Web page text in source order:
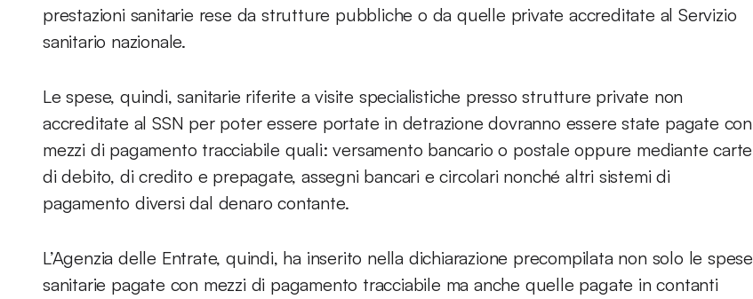
prestazioni sanitarie rese da strutture pubbliche o da quelle private accreditate al Servizio
sanitario nazionale.
Le spese, quindi, sanitarie riferite a visite specialistiche presso strutture private non
accreditate al SSN per poter essere portate in detrazione dovranno essere state pagate con
mezzi di pagamento tracciabile quali: versamento bancario o postale oppure mediante carte
di debito, di credito e prepagate, assegni bancari e circolari nonché altri sistemi di
pagamento diversi dal denaro contante.
L’Agenzia delle Entrate, quindi, ha inserito nella dichiarazione precompilata non solo le spese
sanitarie pagate con mezzi di pagamento tracciabile ma anche quelle pagate in contanti